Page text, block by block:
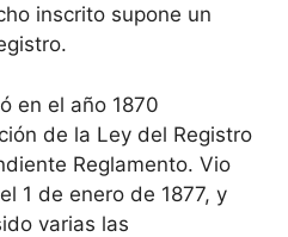
inscrito supone un
en el año 1870
de la Ley del Registro
Reglamento. Vio
1 de enero de 1877, y
varias las